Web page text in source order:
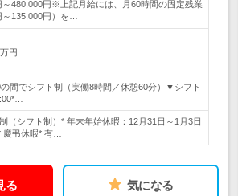
～480,000円※上記月給には、月60時間の固定残業
135,000円）を…
円
間でシフト制（実働8時間／休憩60分）▼シフト
（シフト制）* 年末年始休暇：12月31日～1月3日
慶弔休暇* 有…
る 気になる